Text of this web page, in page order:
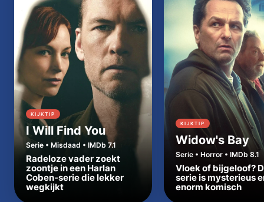
KIJKTIP
I Will Find You
Serie • Misdaad • IMDb 7.1
Radeloze vader zoekt
zoontje in een Harlan
Coben-serie die lekker
wegkijkt
KIJKTIP
Widow's Bay
Serie • Horror • IMDb 8.1
Vloek of bijgeloof?
serie is mysterieus
enorm komisch